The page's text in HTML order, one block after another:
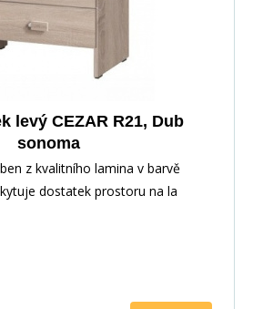
levý CEZAR R21, Dub
sonoma
z kvalitního lamina v barvě
dostatek prostoru na la